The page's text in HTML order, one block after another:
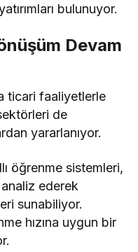
bulunuyor.
Devam
ticari faaliyetlerle
de
yararlanıyor.
öğrenme sistemleri,
ederek
sunabiliyor.
hızına uygun bir